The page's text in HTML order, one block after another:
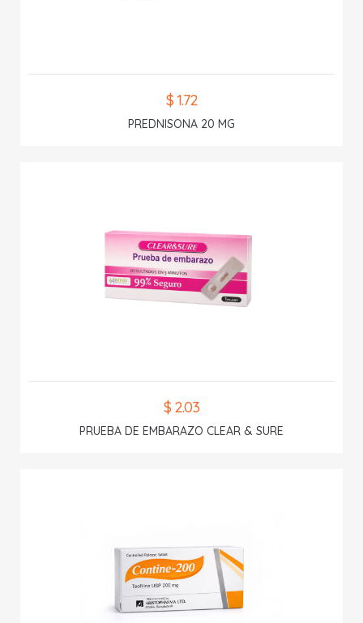
$ 1.72
PREDNISONA 20 MG
$ 2.03
PRUEBA DE EMBARAZO CLEAR & SURE